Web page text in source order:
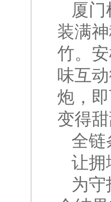
厦
装满
竹。
味互
炮，
变得
全链
让
为守